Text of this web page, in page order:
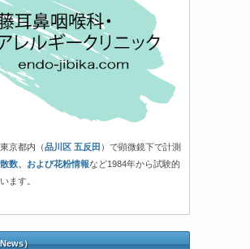
京都内（品川区 五反田 ）で顕微鏡下で計測
数、および花粉情報など1984年から試験的
ます。
）